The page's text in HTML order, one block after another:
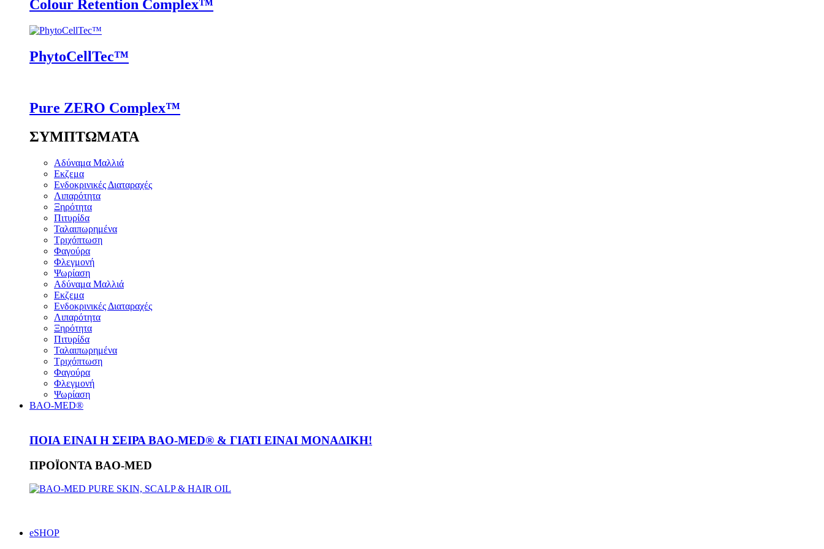
Colour Retention Complex™
PhytoCellTec™
Pure ZERO Complex™
ΣΥΜΠΤΩΜΑΤΑ
Αδύναμα Μαλλιά
Εκζεμα
Ενδοκρινικές Διαταραχές
Λιπαρότητα
Ξηρότητα
Πιτυρίδα
Ταλαιπωρημένα
Τριχόπτωση
Φαγούρα
Φλεγμονή
Ψωρίαση
Αδύναμα Μαλλιά
Εκζεμα
Ενδοκρινικές Διαταραχές
Λιπαρότητα
Ξηρότητα
Πιτυρίδα
Ταλαιπωρημένα
Τριχόπτωση
Φαγούρα
Φλεγμονή
Ψωρίαση
BAO-MED®
ΠΟΙΑ ΕΙΝΑΙ Η ΣΕΙΡΑ BAO-MED® & ΓΙΑΤΙ ΕΙΝΑΙ ΜΟΝΑΔΙΚΗ!
ΠΡΟΪΟΝΤΑ BAO-MED
eSHOP